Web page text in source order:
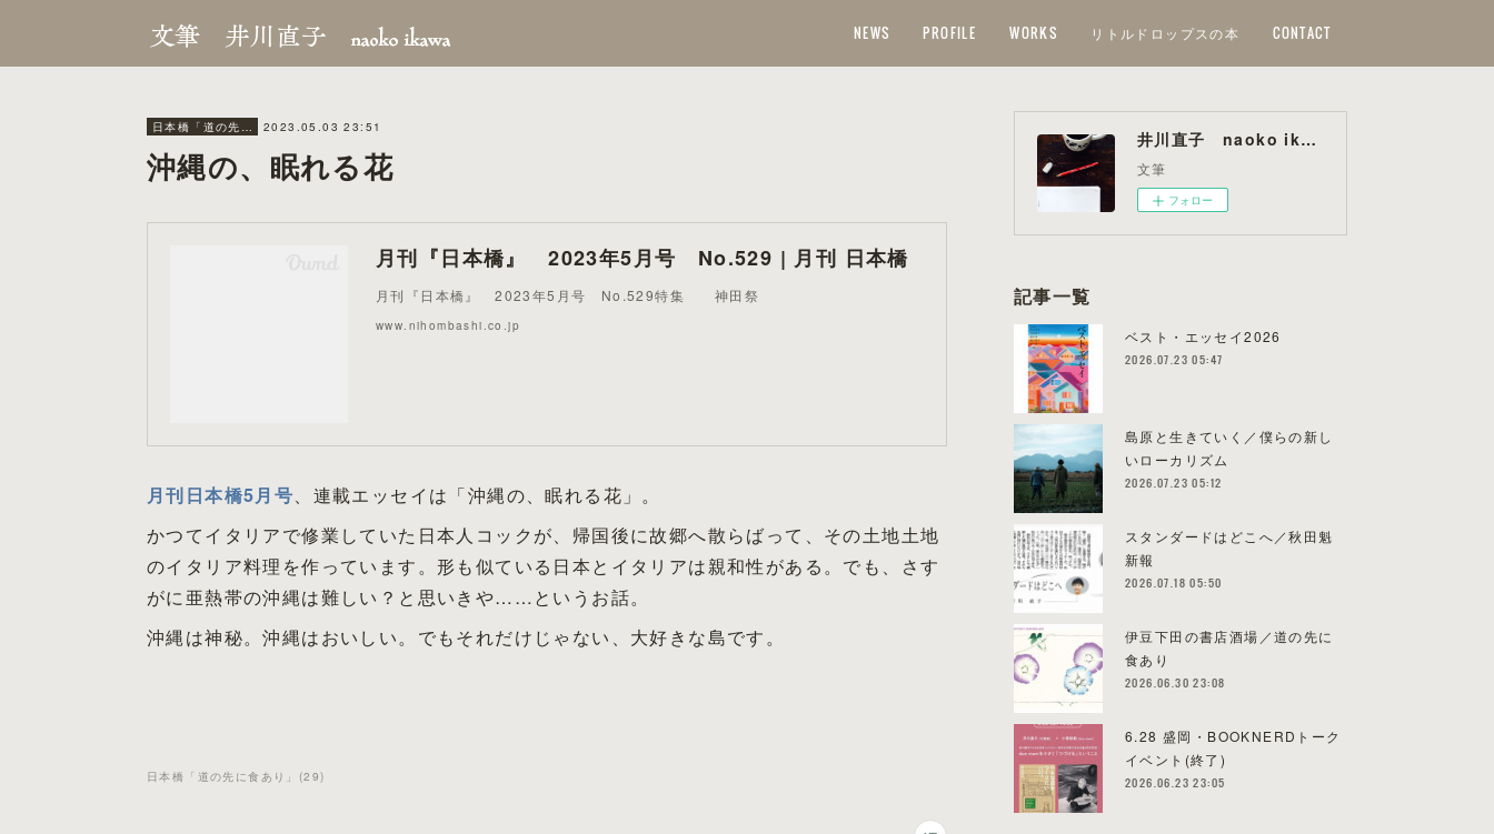
NEWS PROFILE WORKS リトルドロップスの本 CONTACT
日本橋「道の先に食あり」 2023.05.03 23:51
沖縄の、眠れる花
月刊『日本橋』 2023年5月号 No.529 | 月刊 日本橋
月刊『日本橋』 2023年5月号 No.529特集 神田祭
www.nihombashi.co.jp
月刊日本橋5月号、連載エッセイは「沖縄の、眠れる花」。
かつてイタリアで修業していた日本人コックが、帰国後に故郷へ散らばって、その土地土地
のイタリア料理を作っています。形も似ている日本とイタリアは親和性がある。でも、さす
がに亜熱帯の沖縄は難しい？と思いきや……というお話。
沖縄は神秘。沖縄はおいしい。でもそれだけじゃない、大好きな島です。
日本橋「道の先に食あり」 (29)
井川直子 naoko ikawa
文筆
フォロー
記事一覧
ベスト・エッセイ2026
2026.07.23 05:47
島原と生きていく／僕らの新し
いローカリズム
2026.07.23 05:12
スタンダードはどこへ／秋田魁
新報
2026.07.18 05:50
伊豆下田の書店酒場／道の先に
食あり
2026.06.30 23:08
6.28 盛岡・BOOKNERDトーク
イベント(終了)
2026.06.23 23:05